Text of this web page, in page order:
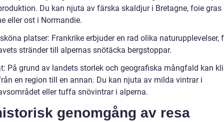
Du kan njuta av färska skaldjur i Bretagne, foie gras
eller ost i Normandie.
platser: Frankrike erbjuder en rad olika naturupplevelser,
stränder till alpernas snötäcka bergstoppar.
På grund av landets storlek och geografiska mångfald kan
en region till en annan. Du kan njuta av milda vintrar i
eller tuffa snövintrar i alperna.
genomgång av resa